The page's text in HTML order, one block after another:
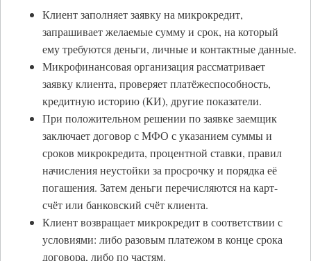
Клиент заполняет заявку на микрокредит,
запрашивает желаемые сумму и срок, на который
ему требуются деньги, личные и контактные данные.
Микрофинансовая организация рассматривает
заявку клиента, проверяет платёжеспособность,
кредитную историю (КИ), другие показатели.
При положительном решении по заявке заемщик
заключает договор с МФО с указанием суммы и
сроков микрокредита, процентной ставки, правил
начисления неустойки за просрочку и порядка её
погашения. Затем деньги перечисляются на карт-
счёт или банковский счёт клиента.
Клиент возвращает микрокредит в соответствии с
условиями: либо разовым платежом в конце срока
договора, либо по частям.